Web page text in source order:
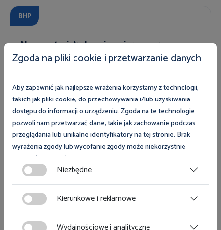
BHP
Nanomateriały: bezpiecznie w pracy
Prawo
Czas pracy kierowców
Zgoda na pliki cookie i przetwarzanie danych
Aby zapewnić jak najlepsze wrażenia korzystamy z technologii,
takich jak pliki cookie, do przechowywania i/lub uzyskiwania
dostępu do informacji o urządzeniu. Zgoda na te technologie
pozwoli nam przetwarzać dane, takie jak zachowanie podczas
przeglądania lub unikalne identyfikatory na tej stronie. Brak
wyrażenia zgody lub wycofanie zgody może niekorzystnie
wpłynąć na niektóre cechy i funkcje.
Zgoda na pliki cookies jest dobrowolna i można ją wycofać lub
zmodyfikować w dowolnym momencie klikając w przycisk
ciasteczka w lewym dolnym rogu strony. Więcej informacji
znajdziesz w
Niezbędne
Kierunkowe i reklamowe
Wydajnościowe i analityczne